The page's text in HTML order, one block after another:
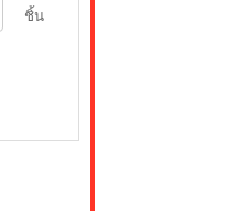
ชิ้น